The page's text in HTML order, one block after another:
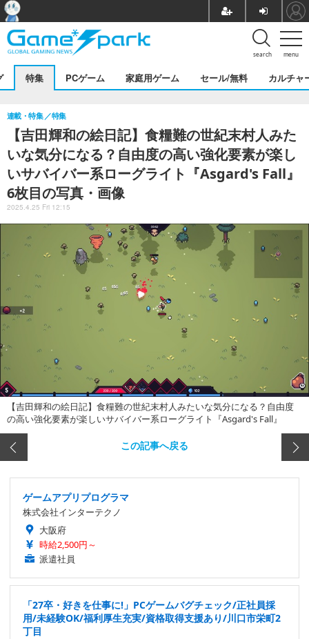
menu
search
特集 PCゲーム 家庭用ゲーム セール/無料 カルチャ
【吉田輝和の絵日記】食糧難の世紀末村人みた
いな気分になる？自由度の高い強化要素が楽し
いサバイバー系ローグライト『Asgard's Fall』
6枚目の写真・画像
連載・特集 特集
2025.4.25 Fri 12:15
【吉田輝和の絵日記】食糧難の世紀末村人みたいな気分になる？自由度
の高い強化要素が楽しいサバイバー系ローグライト『Asgard's Fall』
この記事へ戻る
ゲームアプリプログラマ
株式会社インターテクノ
大阪府
時給2,500円～
派遣社員
「27卒・好きを仕事に!」PCゲームバグチェック/正社員採
用/未経験OK/福利厚生充実/資格取得支援あり/川口市栄町2
丁目